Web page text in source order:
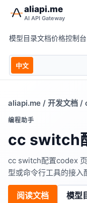
aliapi.me
AI API Gateway
模型目录文档价格控制台
中文
aliapi.me / 开发文档 /
编程助手
cc switch
cc switch配置codex
型或命令行工具的接入
阅读文档 模型